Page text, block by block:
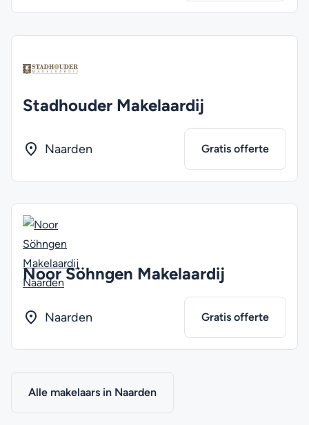
Stadhouder Makelaardij
Naarden Gratis offerte
Noor Söhngen Makelaardij
Naarden Gratis offerte
Alle makelaars in Naarden